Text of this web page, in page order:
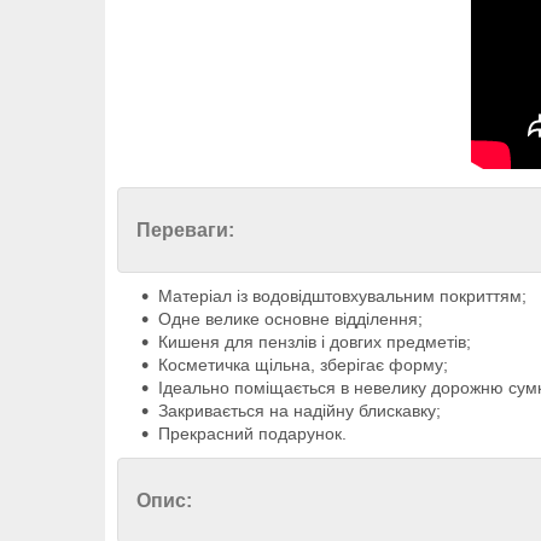
Переваги:
Матеріал із водовідштовхувальним покриттям;
Одне велике основне відділення;
Кишеня для пензлів і довгих предметів;
Косметичка щільна, зберігає форму;
Ідеально поміщається в невелику дорожню
Закривається на надійну блискавку;
Прекрасний подарунок.
Опис: